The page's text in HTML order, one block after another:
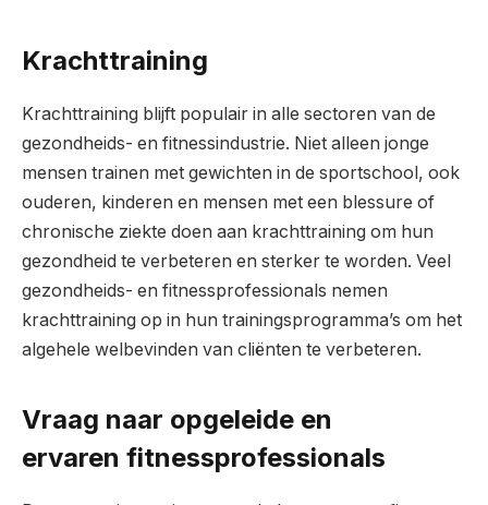
Krachttraining
Krachttraining blijft populair in alle sectoren van de
gezondheids- en fitnessindustrie. Niet alleen jonge
mensen trainen met gewichten in de sportschool, ook
ouderen, kinderen en mensen met een blessure of
chronische ziekte doen aan krachttraining om hun
gezondheid te verbeteren en sterker te worden. Veel
gezondheids- en fitnessprofessionals nemen
krachttraining op in hun trainingsprogramma’s om het
algehele welbevinden van cliënten te verbeteren.
Vraag naar opgeleide en
ervaren fitnessprofessionals